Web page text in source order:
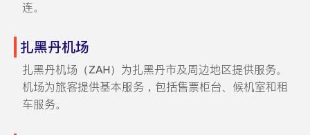
连。
扎黑丹机场
扎黑丹机场（ZAH）为扎黑丹市及周边地区提供服务。
机场为旅客提供基本服务，包括售票柜台、候机室和租
车服务。